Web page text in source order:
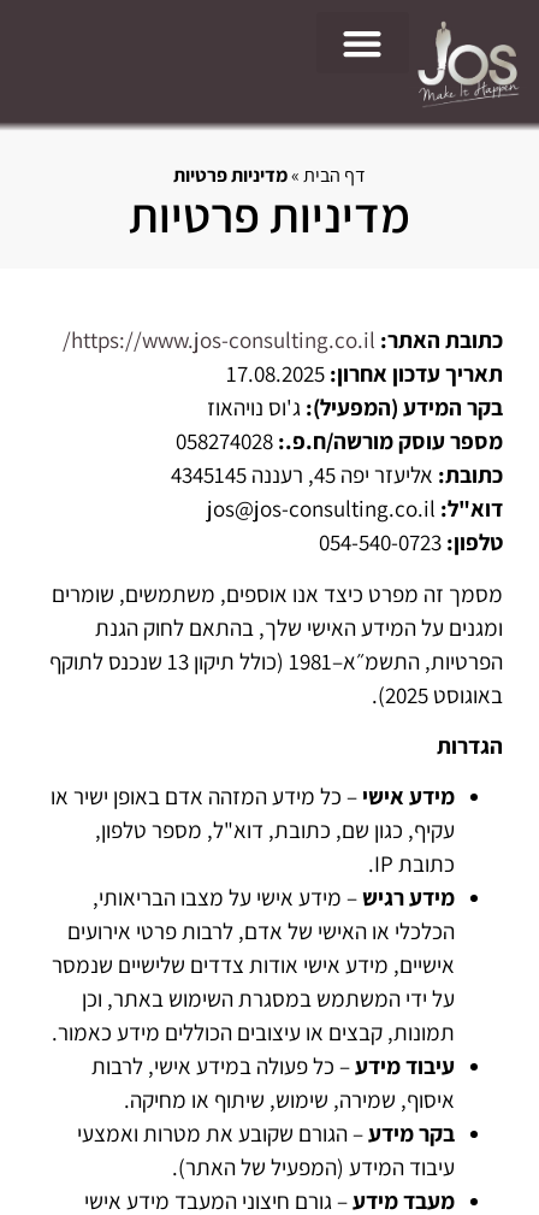
דף הבית»מדיניות פרטיות
מדיניות פרטיות
כתובת האתר: https://www.jos-consulting.co.il/
תאריך עדכון אחרון:
בקר המידע (המפעיל): ג'וס נויהאוז
מספר עוסק מורשה/ח.פ.: 058274028
כתובת: אליעזר יפה 45, רעננה 4345145
דוא"ל: jos@jos-consulting.co.il
טלפון:
מסמך זה מפרט כיצד אנו אוספים, משתמשים, שומרים
ומגנים על המידע האישי שלך, בהתאם לחוק הגנת
הפרטיות, התשמ״א–1981 (כולל תיקון 13 שנכנס לתוקף
באוגוסט 2025).
הגדרות
מידע אישי – כל מידע המזהה אדם באופן ישיר או
עקיף, כגון שם, כתובת, דוא"ל, מספר טלפון,
כתובת IP.
מידע רגיש– מידע אישי על מצבו הבריאותי,
הכלכלי או האישי של אדם, לרבות פרטי אירועים
אישיים, מידע אישי אודות צדדים שלישיים שנמסר
על ידי המשתמש במסגרת השימוש באתר, וכן
תמונות, קבצים או עיצובים הכוללים מידע כאמור.
עיבוד מידע– כל פעולה במידע אישי, לרבות
איסוף, שמירה, שימוש, שיתוף או מחיקה.
בקר מידע– הגורם שקובע את מטרות ואמצעי
עיבוד המידע (המפעיל של האתר).
מעבד מידע– גורם חיצוני המעבד מידע אישי